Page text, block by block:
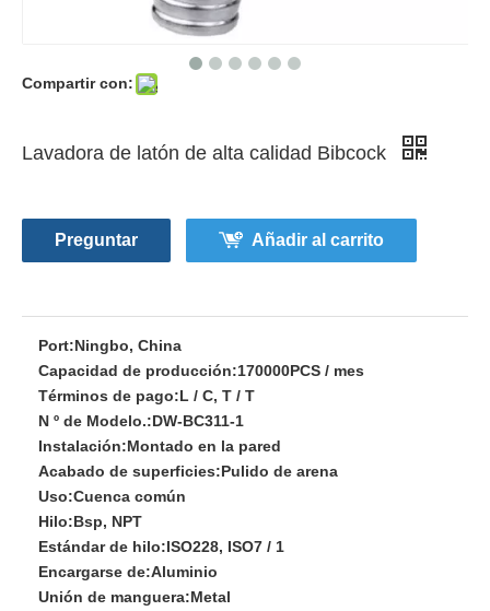
Compartir con:
Lavadora de latón de alta calidad Bibcock
Preguntar Añadir al carrito
Port:Ningbo, China
Capacidad de producción:170000PCS / mes
Términos de pago:L / C, T / T
N º de Modelo.:DW-BC311-1
Instalación:Montado en la pared
Acabado de superficies:Pulido de arena
Uso:Cuenca común
Hilo:Bsp, NPT
Estándar de hilo:ISO228, ISO7 / 1
Encargarse de:Aluminio
Unión de manguera:Metal